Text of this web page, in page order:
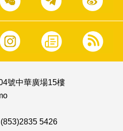
號中華廣場15樓
(853)2835 5426